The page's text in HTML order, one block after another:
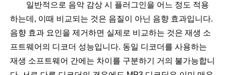
일반적으로 음악 감상 시 플러그인을 어느 정도 적용
하는데, 이때 비교되는 것은 음질이 아닌 음향 효과입니다.
음향 효과 요인을 제거하면 실제로 비교하는 것은 재생 소
프트웨어의 디코더 성능입니다. 동일 디코더를 사용하는
재생 소프트웨어 간에는 차이를 구분하기 거의 불가능합니